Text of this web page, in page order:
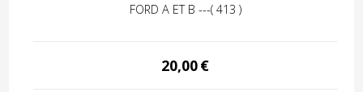
FORD A ET B ---( 413 )
20,00€